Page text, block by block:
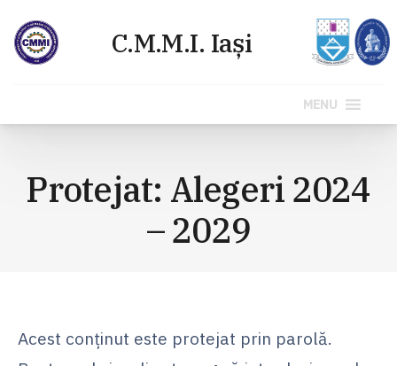
conținut
MENU
Protejat: Alegeri 2024
– 2029
Acest conținut este protejat prin parolă.